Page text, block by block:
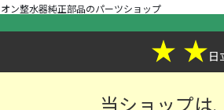
ン整水器純正部品のパーツショップ
★ ★日